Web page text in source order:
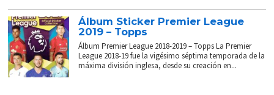
Álbum Sticker Premier League
2019 – Topps
Álbum Premier League 2018-2019 – Topps La Premier
League 2018-19 fue la vigésimo séptima temporada de la
máxima división inglesa, desde su creación en...